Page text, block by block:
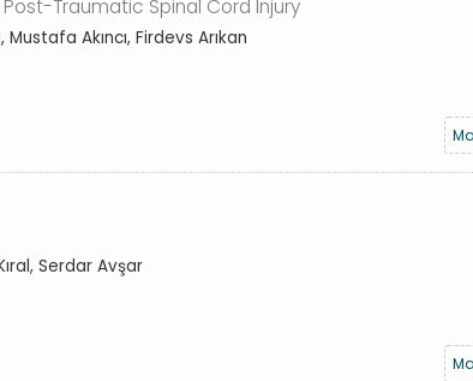
Traumatic Spinal Cord Injury
Akıncı, Firdevs Arıkan
Serdar Avşar